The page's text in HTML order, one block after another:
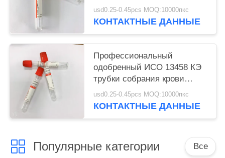
стеклянные отсутствие
добавки 1МЛ-10МЛ
usd0.25-0.45pcs MOQ:10000пкс
КОНТАКТНЫЕ ДАННЫЕ
Профессиональный
одобренный ИСО 13458 КЭ
трубки собрания крови
равнины вакуума
usd0.25-0.45pcs MOQ:10000пкс
КОНТАКТНЫЕ ДАННЫЕ
Популярные категории Все